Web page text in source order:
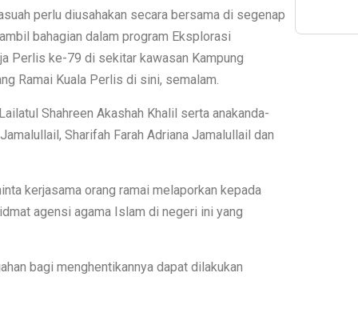
perlu diusahakan secara bersama di segenap
bahagian dalam program Eksplorasi
Perlis ke-79 di sekitar kawasan Kampung
Ramai Kuala Perlis di sini, semalam.
Shahreen Akashah Khalil serta anakanda-
Sharifah Farah Adriana Jamalullail dan
kerjasama orang ramai melaporkan kepada
agensi agama Islam di negeri ini yang
bagi menghentikannya dapat dilakukan